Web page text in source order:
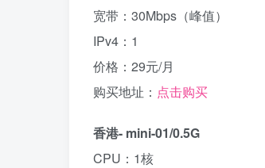
宽带：30Mbps（峰值）
IPv4：1
价格：29元/月
购买地址： 点击购买
香港- mini-01/0.5G
CPU：1核